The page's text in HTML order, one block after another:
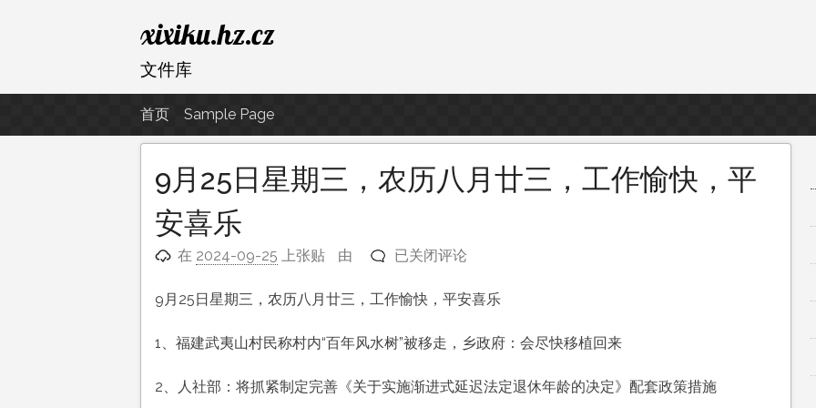
至
内
xixiku.hz.cz
文件库
首页 Sample Page
9月25日星期三，农历八月廿三，工作愉快，平
安喜乐
在 2024-09-25 上张贴 由
9
25
星
三，
已关闭评论
9月25日星期三，农历八月廿三，工作愉快，平安喜乐
1、福建武夷山村民称村内“百年风水树”被移走，乡政府：会尽快移植回来
2、人社部：将抓紧制定完善《关于实施渐进式延迟法定退休年龄的决定》配套政策措施